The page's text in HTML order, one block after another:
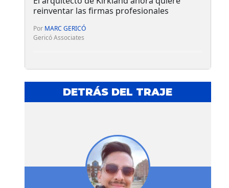
reinventar las firmas profesionales
Por MARC GERICÓ
Gericó Associates
DETRÁS DEL TRAJE